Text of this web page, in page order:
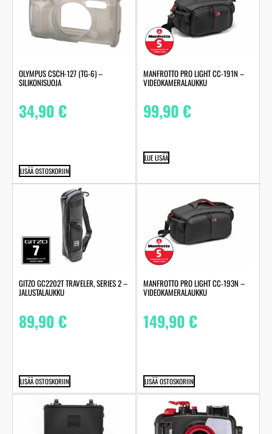
OLYMPUS CSCH-127 (TG‑6) –
SILIKONISUOJA
34,90€
LISÄÄ OSTOSKORIIN
MANFROTTO PRO LIGHT CC-191N –
VIDEOKAMERALAUKKU
99,90€
LUE LISÄÄ
GITZO GC2202T TRAVELER, SERIES 2 –
JALUSTALAUKKU
89,90€
LISÄÄ OSTOSKORIIN
MANFROTTO PRO LIGHT CC-193N –
VIDEOKAMERALAUKKU
149,90€
LISÄÄ OSTOSKORIIN